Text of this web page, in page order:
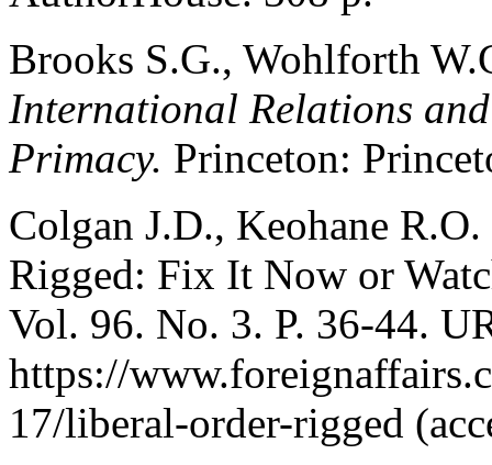
Brooks S.G., Wohlforth
International Relations
Primacy. Princeton:
Colgan J.D., Keohane
Rigged: Fix It Now or
Vol. 96. No. 3. P. 36-44.
https://
17/liberal-order-rigged